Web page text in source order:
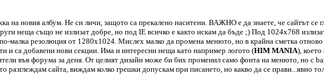
на новия албум. Не си личи, защото са прекалено наситени. ВАЖНО е да знаете, че сайтът се
неща също не излизат добре, но под IE всичко е както искам да бъде ;) Под 1024х768
малка резолюция от 1280х1024. Мислех малко да промена менюто, но в крайна сметка
и са добавени нови секции. Има и интересни неща като например логото (HIM MANIA),
във форума за деня. От целият дизайн може би бих променил само фонта на менюто, но с
разглеждам сайта, виждам колко грешки допускам при писането, но какво да се прави...явно